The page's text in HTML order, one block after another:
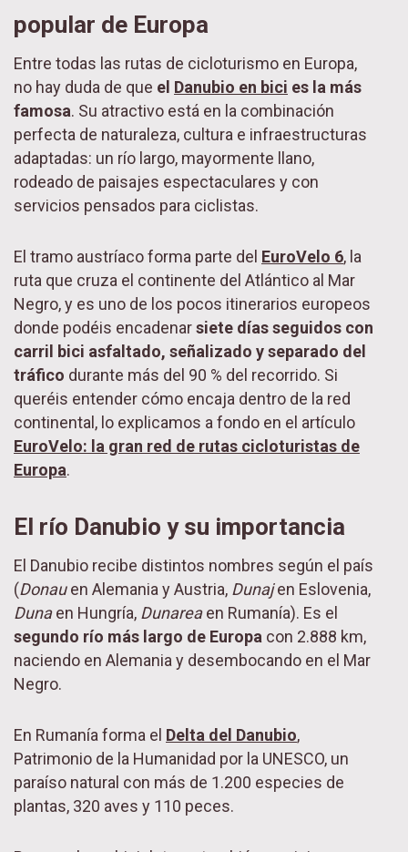
popular de Europa
Entre todas las rutas de cicloturismo en Europa,
no hay duda de que el Danubio en bici es la más
famosa. Su atractivo está en la combinación
perfecta de naturaleza, cultura e infraestructuras
adaptadas: un río largo, mayormente llano,
rodeado de paisajes espectaculares y con
servicios pensados para ciclistas.
El tramo austríaco forma parte del EuroVelo 6, la
ruta que cruza el continente del Atlántico al Mar
Negro, y es uno de los pocos itinerarios europeos
donde podéis encadenarsiete días seguidos con
carril bici asfaltado, señalizado y separado del
tráfico durante más del 90 % del recorrido. Si
queréis entender cómo encaja dentro de la red
continental, lo explicamos a fondo en el artículo
EuroVelo: la gran red de rutas cicloturistas de
Europa.
El río Danubio y su importancia
El Danubio recibe distintos nombres según el país
(Donauen Alemania y Austria, Dunajen Eslovenia,
Dunaen Hungría, Dunareaen Rumanía). Es el
segundo río más largo de Europa con 2.888 km,
naciendo en Alemania y desembocando en el Mar
Negro.
En Rumanía forma el Delta del Danubio,
Patrimonio de la Humanidad por la UNESCO, un
paraíso natural con más de 1.200 especies de
plantas, 320 aves y 110 peces.